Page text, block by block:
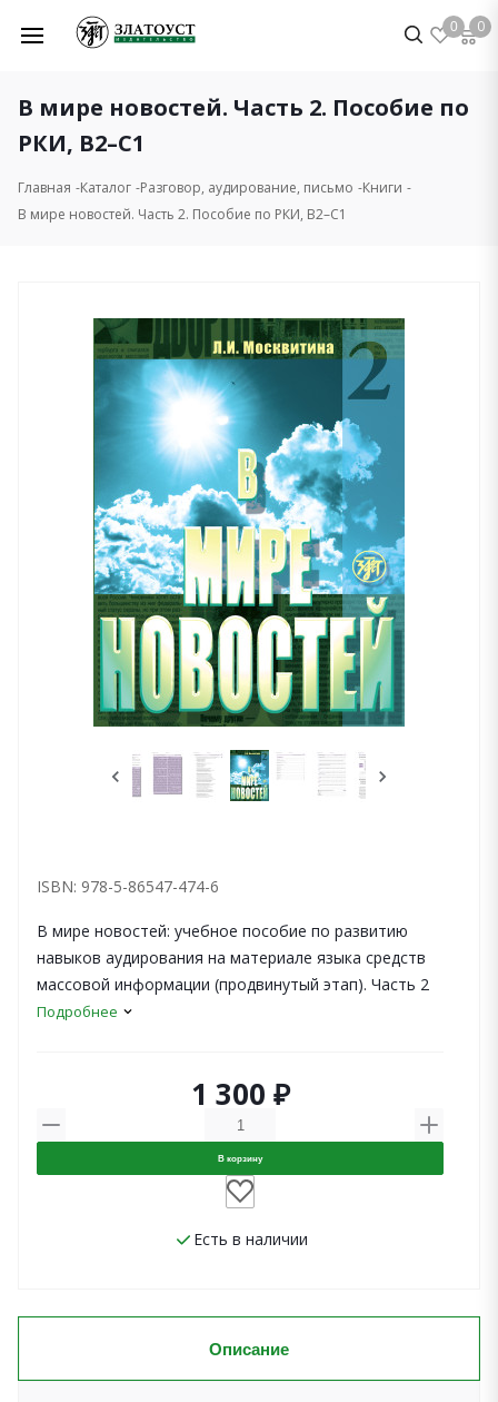
0 0
В мире новостей. Часть 2. Пособие по
РКИ, B2–C1
Главная Каталог Разговор, аудирование, письмо Книги
В мире новостей. Часть 2. Пособие по РКИ, B2–C1
ISBN: 978-5-86547-474-6
В мире новостей: учебное пособие по развитию
навыков аудирования на материале языка средств
массовой информации (продвинутый этап). Часть 2
Подробнее
1 300 ₽
В корзину
Есть в наличии
Описание